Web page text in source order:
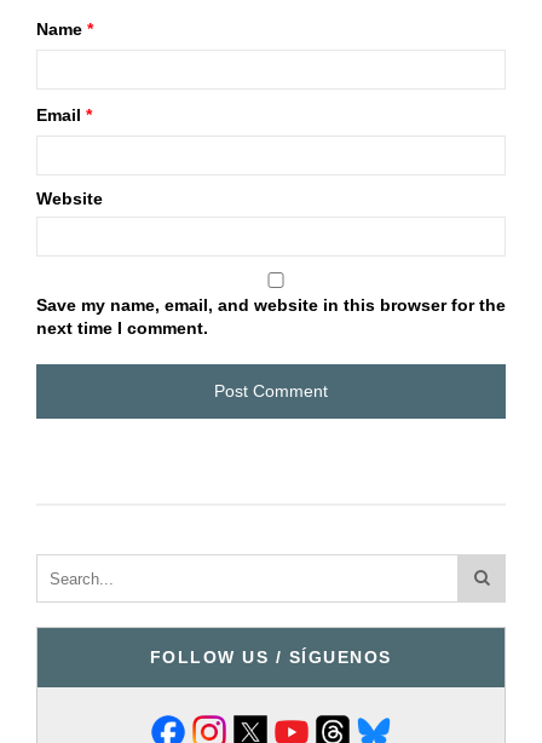
Name *
Email *
Website
Save my name, email, and website in this browser for the
next time I comment.
FOLLOW US / SÍGUENOS